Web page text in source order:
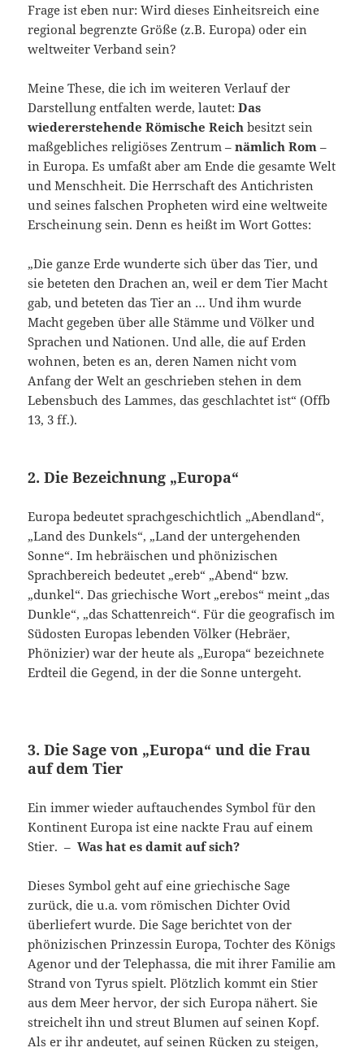
Frage ist eben nur: Wird dieses Einheitsreich eine
regional begrenzte Größe (z.B. Europa) oder ein
weltweiter Verband sein?
Meine These, die ich im weiteren Verlauf der
Darstellung entfalten werde, lautet:Das
wiedererstehende Römische Reich besitzt sein
maßgebliches religiöses Zentrum –nämlich Rom–
in Europa. Es umfaßt aber am Ende die gesamte Welt
und Menschheit. Die Herrschaft des Antichristen
und seines falschen Propheten wird eine weltweite
Erscheinung sein. Denn es heißt im Wort Gottes:
„Die ganze Erde wunderte sich über das Tier, und
sie beteten den Drachen an, weil er dem Tier Macht
gab, und beteten das Tier an … Und ihm wurde
Macht gegeben über alle Stämme und Völker und
Sprachen und Nationen. Und alle, die auf Erden
wohnen, beten es an, deren Namen nicht vom
Anfang der Welt an geschrieben stehen in dem
Lebensbuch des Lammes, das geschlachtet ist“ (Offb
13, 3 ff.).
2. Die Bezeichnung „Europa“
Europa bedeutet sprachgeschichtlich „Abendland“,
„Land des Dunkels“, „Land der untergehenden
Sonne“. Im hebräischen und phönizischen
Sprachbereich bedeutet „ereb“ „Abend“ bzw.
„dunkel“. Das griechische Wort „erebos“ meint „das
Dunkle“, „das Schattenreich“. Für die geografisch im
Südosten Europas lebenden Völker (Hebräer,
Phönizier) war der heute als „Europa“ bezeichnete
Erdteil die Gegend, in der die Sonne untergeht.
3. Die Sage von „Europa“ und die Frau
auf dem Tier
Ein immer wieder auftauchendes Symbol für den
Kontinent Europa ist eine nackte Frau auf einem
Stier. –Was hat es damit auf sich?
Dieses Symbol geht auf eine griechische Sage
zurück, die u.a. vom römischen Dichter Ovid
überliefert wurde. Die Sage berichtet von der
phönizischen Prinzessin Europa, Tochter des Königs
Agenor und der Telephassa, die mit ihrer Familie am
Strand von Tyrus spielt. Plötzlich kommt ein Stier
aus dem Meer hervor, der sich Europa nähert. Sie
streichelt ihn und streut Blumen auf seinen Kopf.
Als er ihr andeutet, auf seinen Rücken zu steigen,